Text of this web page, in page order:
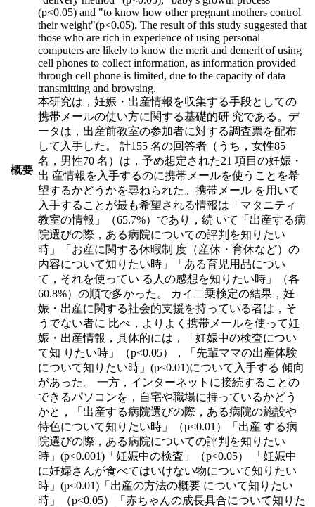
概要
(p<0.05) and "to know how other pregnant mothers control
their weight"(p<0.05). The result of this study suggested that
those who are rich in experience of using personal
computers are likely to know the merit and demerit of using
cell phones to collect information, as information provided
through cell phone is limited, due to the capacity of data
transmitting and browsing.
本研究は，妊娠・出産情報を収集する手段としての
携帯メールの使い方に関する基礎的研 究である。デ
ータは，出産前教室の参加者に対する調査票を配布
して入手した。 計155 名の回答者（うち，女性85
名，男性70 名）は，予め想定された21 項目の妊娠・
出 産情報を入手するのに携帯メールを使うことを希
望するかどうかを尋ねられた。携帯メール を用いて
入手することが最も希望される情報は「マタニティ
教室の情報」（65.7%）であり，続 いて「出産する病
院選びの際，ある病院についての評判を知りたい
時」「お産に関する休暇制 度（産休・育休など）の
内容について知りたい時」「ある育児用品につい
て，それを使ってい る人の感想を知りたい時」（各
60.8%）の順で多かった。 カイ二乗検定の結果，妊
娠・出産に関する社会的支援を持っている者は，そ
うでない者に 比べ，よりよく携帯メールを使って妊
娠・出産情報，具体的には，「妊娠中の検査につい
て知 りたい時」（p<0.05），「先輩ママの出産体験
について知りたい時」(p<0.01)について入手する 傾向
があった。 一方，インターネットに接続することの
できるパソコンを，自宅や職場に持っているかどう
かと，「出産する病院選びの際，ある病院の施設や
特色について知りたい時」（p<0.01）「出産 する病
院選びの際，ある病院についての評判を知りたい
時」(p<0.001)「妊娠中の検査」（p<0.05） 「妊娠中
に妊婦さんが食べてはいけない物について知りたい
時」(p<0.01)「出産の方法の概要 について知りたい
時」（p<0.05）「赤ちゃんの成長具合について知りた